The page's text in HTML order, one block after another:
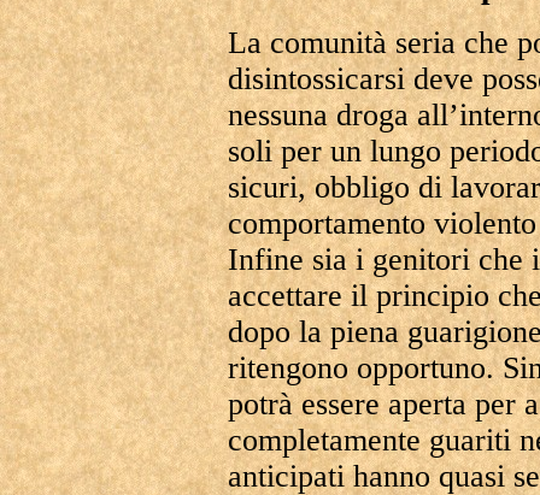
La comunità seria che
disintossicarsi deve
nessuna droga
soli per un lungo
sicuri, obbligo di
comportamento
Infine sia i genitori che
accettare il principio
dopo la piena
ritengono opportuno.
potrà essere aperta
completamente guariti
anticipati hanno quasi